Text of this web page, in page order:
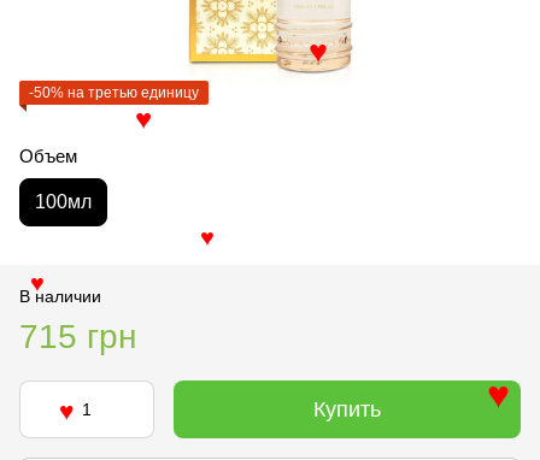
-50% на третью единицу
Объем
100мл
В наличии
715 грн
Купить
♥
♥ ♥
♥